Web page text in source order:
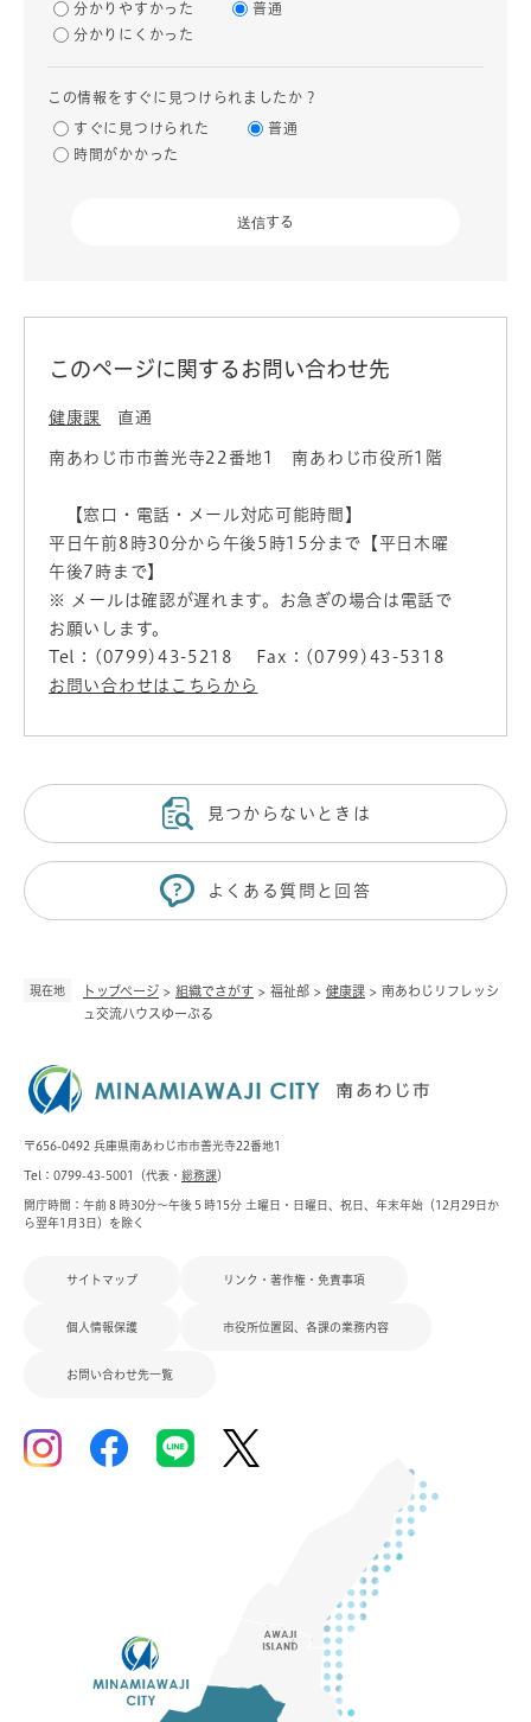
現在地 トップページ > 組織でさがす > 福祉部 > 健康課 > 南あわじリフレッシ
ュ交流ハウスゆーぷる
分かりやすかった
普通
分かりにくかった
この情報をすぐに見つけられましたか？
すぐに見つけられた
普通
時間がかかった
このページに関するお問い合わせ先
健康課 直通
南あわじ市市善光寺22番地1 南あわじ市役所1階
【窓口・電話・メール対応可能時間】
平日午前8時30分から午後5時15分まで【平日木曜
午後7時まで】
※ メールは確認が遅れます。お急ぎの場合は電話で
お願いします。
Tel：(0799)43-5218
Fax：(0799)43-5318
お問い合わせはこちらから
見つからないときは
よくある質問と回答
〒656-0492 兵庫県南あわじ市市善光寺22番地1
Tel：0799-43-5001（代表・ 総務課）
開庁時間：午前８時30分～午後５時15分 土曜日・日曜日、祝日、年末年始（12月29日か
ら翌年1月3日）を除く
サイトマップ リンク・著作権・免責事項
個人情報保護 市役所位置図、各課の業務内容
お問い合わせ先一覧